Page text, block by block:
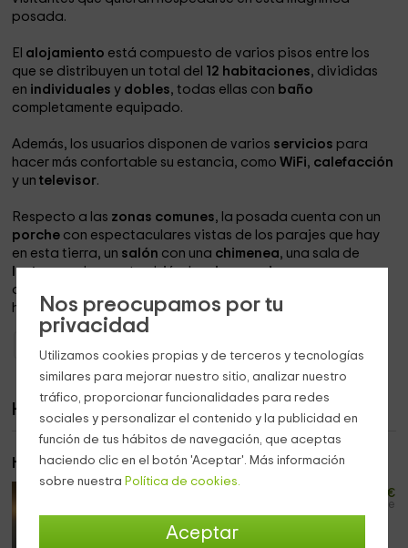
Nos preocupamos por tu
privacidad
Utilizamos cookies propias y de terceros y tecnologías
similares para mejorar nuestro sitio, analizar nuestro
tráfico, proporcionar funcionalidades para redes
sociales y personalizar el contenido y la publicidad en
función de tus hábitos de navegación, que aceptas
haciendo clic en el botón 'Aceptar'. Más información
sobre nuestra Política de cookies.
Aceptar
posada.
El alojamiento está compuesto de varios pisos entre los
que se distribuyen un total del 12 habitaciones, divididas
en individualesy dobles, todas ellas con baño
completamente equipado.
Además, los usuarios disponen de varios servicios para
hacer más confortable su estancia, comoWiFi, calefacción
y untelevisor.
Respecto a las zonas comunes, la posada cuenta con un
porche con espectaculares vistas de los parajes que hay
en esta tierra, un salón con una chimenea, una sala de
lectura, en la que, también, hayjuegos de mesapara
amenizar la visita y, por último, un
habitualmente se sirven los desayunos
Habitaciones
Habitación Doble
€
persona y noche
Máximo 2 huéspedes